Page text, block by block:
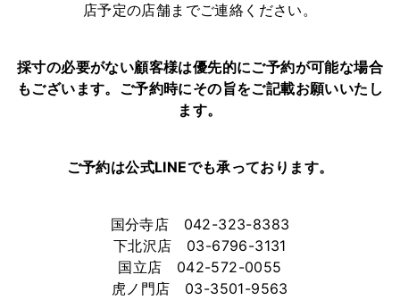
店予定の店舗までご連絡ください。
採寸の必要がない顧客様は優先的にご予約が可能な場合
もございます。 ご予約時にその旨をご記載お願いいたし
ます。
ご予約は公式LINEでも承っております。
国分寺店 042-323-8383
下北沢店 03-6796-3131
国立店 042-572-0055
虎ノ門店 03-3501-9563